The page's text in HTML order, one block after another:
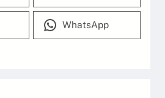
WhatsApp